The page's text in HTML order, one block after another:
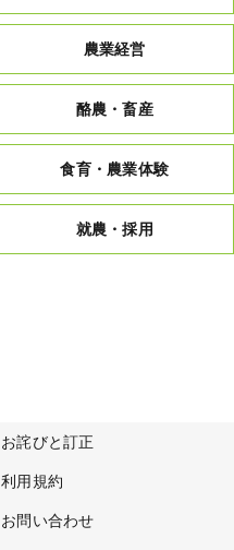
農業経営
酪農・畜産
食育・農業体験
就農・採用
お詫びと訂正
利用規約
お問い合わせ